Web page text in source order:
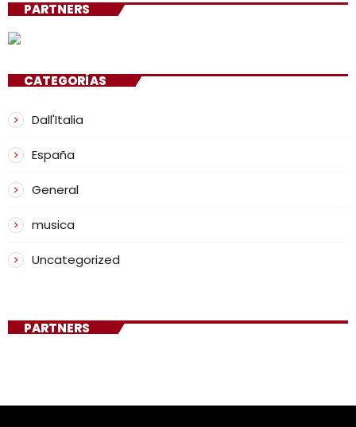
PARTNERS
CATEGORÍAS
Dall'Italia
España
General
musica
Uncategorized
PARTNERS